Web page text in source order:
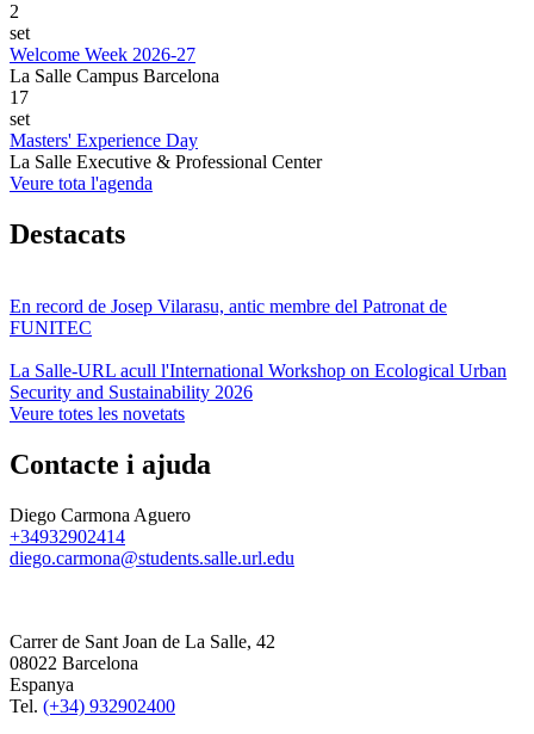
2
set
Welcome Week 2026-27
La Salle Campus Barcelona
17
set
Masters' Experience Day
La Salle Executive & Professional Center
Veure tota l'agenda
Destacats
En record de Josep Vilarasu, antic membre del Patronat de
FUNITEC
La Salle-URL acull l'International Workshop on Ecological Urban
Security and Sustainability 2026
Veure totes les novetats
Contacte i ajuda
Diego Carmona Aguero
+34932902414
diego.carmona@students.salle.url.edu
Carrer de Sant Joan de La Salle, 42
08022 Barcelona
Espanya
Tel. (+34) 932902400